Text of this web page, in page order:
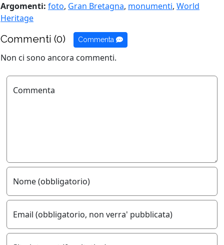
Argomenti: foto, Gran Bretagna, monumenti, World
Heritage
Commenti (0) Commenta
Non ci sono ancora commenti.
Commenta
Nome (obbligatorio)
Email (obbligatorio, non verra' pubblicata)